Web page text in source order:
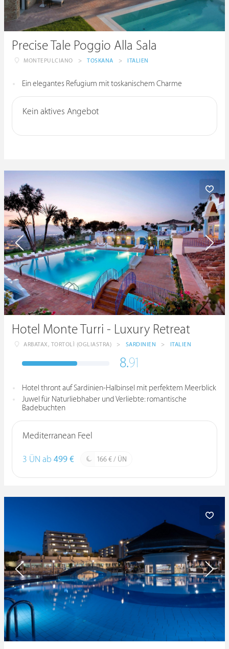
Precise Tale Poggio Alla Sala
MONTEPULCIANO > TOSKANA > ITALIEN
Ein elegantes Refugium mit toskanischem Charme
Kein aktives Angebot
Hotel Monte Turri - Luxury Retreat
ARBATAX, TORTOLÌ (OGLIASTRA) > SARDINIEN > ITALIEN
8.91
Hotel thront auf Sardinien-Halbinsel mit perfektem Meerblick
Juwel für Naturliebhaber und Verliebte: romantische
Badebuchten
Mediterranean Feel
3 ÜN ab 499 € 166 € / ÜN